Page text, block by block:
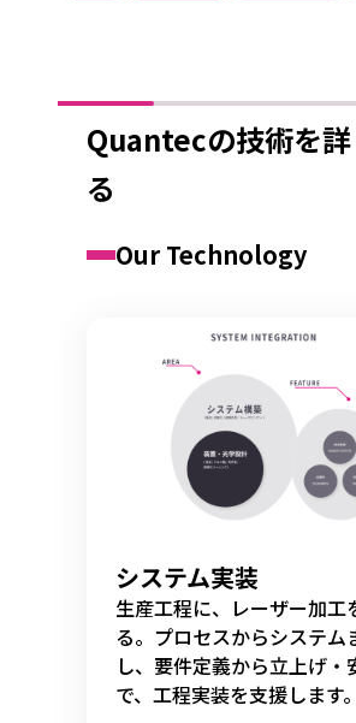
Quantecの技術を
る
Our Technology
システム実装
生産工程に、レーザー加工
る。プロセスからシステム
し、要件定義から立上げ・
で、工程実装を支援します。